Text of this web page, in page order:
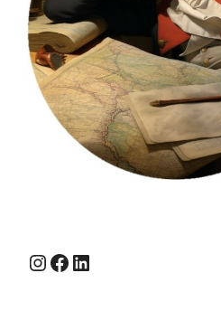
Instagram
Facebook
LinkedIn